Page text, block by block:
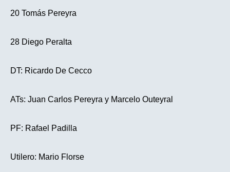
20 Tomás Pereyra
28 Diego Peralta
DT: Ricardo De Cecco
ATs: Juan Carlos Pereyra y Marcelo Outeyral
PF: Rafael Padilla
Utilero: Mario Florse